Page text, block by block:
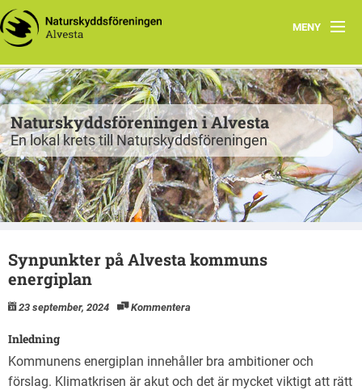
MENY
Program
Grupper
Projekt
Natur att besöka
Fiskgjusen
Naturskyddsföreningen i Alvesta
En lokal krets till Naturskyddsföreningen
Synpunkter på Alvesta kommuns
energiplan
23 september, 2024 Kommentera
Inledning
Kommunens energiplan innehåller bra ambitioner och
förslag. Klimatkrisen är akut och det är mycket viktigt att rätt